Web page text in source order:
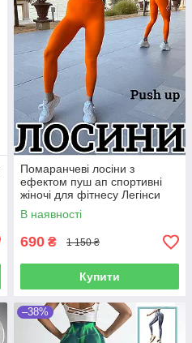
Помаранчеві лосіни з
ефектом пуш ап спортивні
жіночі для фітнесу Легінси
для спорту бігу йоги з
високою талією
В наявності
690 ₴ 1 150 ₴
Купити
–38%